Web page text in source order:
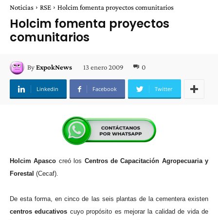
Noticias RSE Holcim fomenta proyectos comunitarios
Holcim fomenta proyectos
comunitarios
ByExpokNews 13 enero 2009 0
Linkedin Facebook Twitter
Holcim Apasco creó los Centros de Capacitación Agropecuaria y
Forestal (Cecaf).
De esta forma, en cinco de las seis plantas de la cementera existen
centros educativos cuyo propósito es mejorar la calidad de vida de